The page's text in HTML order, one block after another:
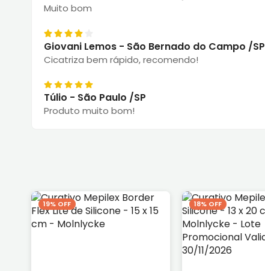
Muito bom
Giovani Lemos - São Bernado do Campo /SP
Cicatriza bem rápido, recomendo!
Túlio - São Paulo /SP
Produto muito bom!
19% OFF 18% OFF